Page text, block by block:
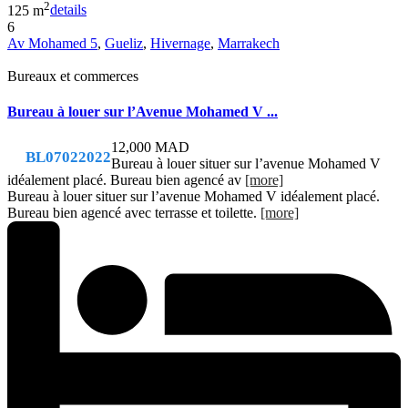
125 m2details
6
Av Mohamed 5, Gueliz, Hivernage, Marrakech
Bureaux et commerces
Bureau à louer sur l’Avenue Mohamed V ...
BL07022022
12,000 MAD
Bureau à louer situer sur l’avenue Mohamed V
idéalement placé. Bureau bien agencé av [more]
Bureau à louer situer sur l’avenue Mohamed V idéalement placé.
Bureau bien agencé avec terrasse et toilette. [more]